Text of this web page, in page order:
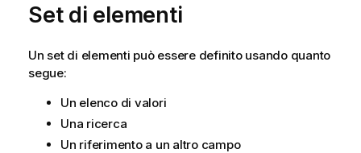
Set di elementi
Un set di elementi può essere definito usando quanto
segue:
Un elenco di valori
Una ricerca
Un riferimento a un altro campo